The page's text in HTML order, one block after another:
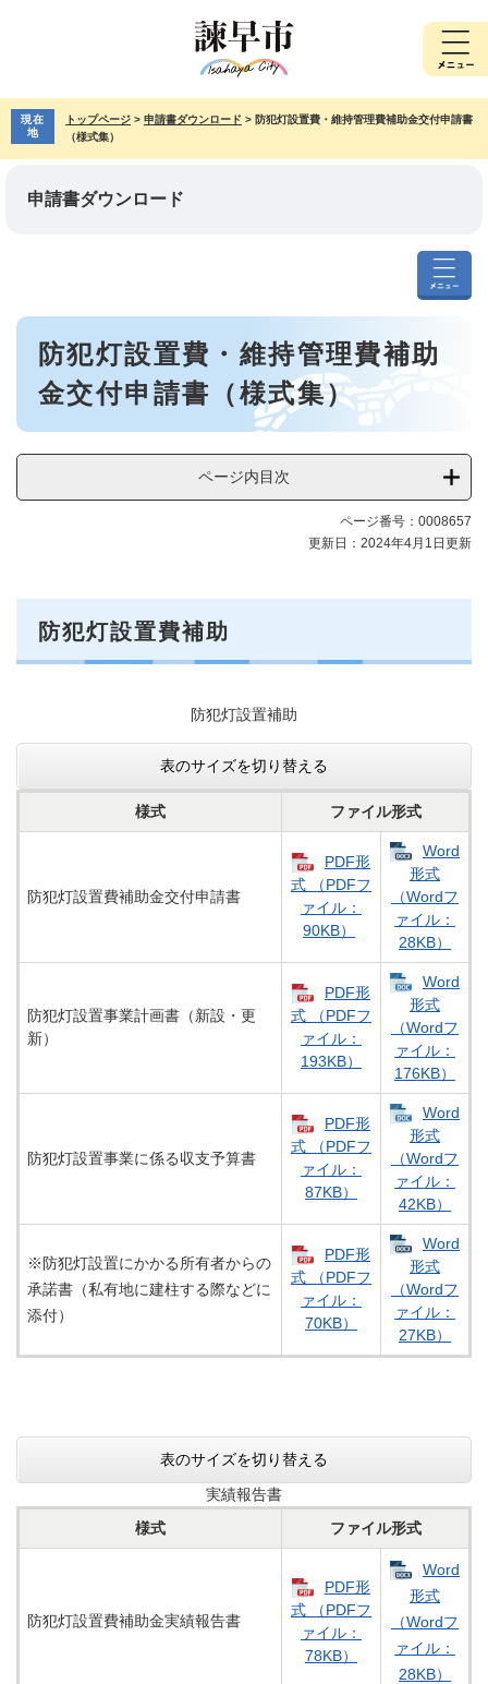
先
で
を
ば
現在
地
トップページ > 申請書ダウンロード > 防犯灯設置費・維持管理費補助金交付申請書
（様式集）
申請書ダウンロード
申
ダ
ニ
ュ
本
防犯灯設置費・維持管理費補助
金交付申請書（様式集）
ページ内目次
ページ番号：0008657
更新日：2024年4月1日更新
防犯灯設置費補助
防犯灯設置補助
表のサイズを切り替える
様式 ファイル形式
防犯灯設置費補助金交付申請書
PDF形
式 （PDFフ
ァイル：
90KB）
Word
形式
（Wordフ
ァイル：
28KB）
防犯灯設置事業計画書（新設・更
新）
PDF形
式 （PDFフ
ァイル：
193KB）
Word
形式
（Wordフ
ァイル：
176KB）
防犯灯設置事業に係る収支予算書
PDF形
式 （PDFフ
ァイル：
87KB）
Word
形式
（Wordフ
ァイル：
42KB）
※防犯灯設置にかかる所有者からの
承諾書（私有地に建柱する際などに
添付）
PDF形
式 （PDFフ
ァイル：
70KB）
Word
形式
（Wordフ
ァイル：
27KB）
表のサイズを切り替える
実績報告書
様式​
ファイル形式
防犯灯設置費補助金実績報告書
PDF形
式 （PDFフ
ァイル：
78KB）
Word
形式
（Wordフ
ァイル：
28KB）